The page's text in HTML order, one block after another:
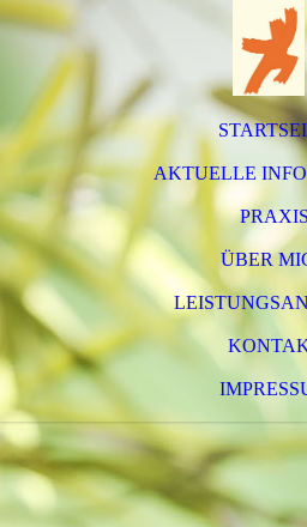
AKTUELLE
PRAXIS
ÜBER